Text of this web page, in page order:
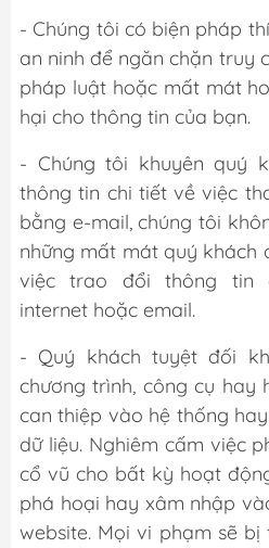
- Chúng tôi có biện pháp
an ninh để ngăn chặn truy
pháp luật hoặc mất mát
hại cho thông tin của bạn.
- Chúng tôi khuyên quý
thông tin chi tiết về việc
bằng e-mail, chúng tôi
những mất mát quý khách
việc trao đổi thông tin
internet hoặc email.
- Quý khách tuyệt đối
chương trình, công cụ hay
can thiệp vào hệ thống
dữ liệu. Nghiêm cấm việc
cổ vũ cho bất kỳ hoạt
phá hoại hay xâm nhập
website. Mọi vi phạm sẽ